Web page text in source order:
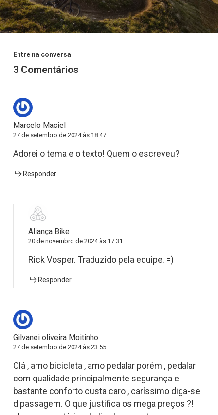
Entre na conversa
3 Comentários
Marcelo Maciel
27 de setembro de 2024 às 18:47
Adorei o tema e o texto! Quem o escreveu?
Responder
Aliança Bike
20 de novembro de 2024 às 17:31
Rick Vosper. Traduzido pela equipe. =)
Responder
Gilvanei oliveira Moitinho
27 de setembro de 2024 às 23:55
Olá , amo bicicleta , amo pedalar porém , pedalar
com qualidade principalmente segurança e
bastante conforto custa caro , caríssimo diga-se
d passagem. O que justifica os mega preços ?!